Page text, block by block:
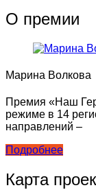
О премии
Марина Волкова
Премия «Наш
режиме в 14
направлений –
Подробнее
Карта